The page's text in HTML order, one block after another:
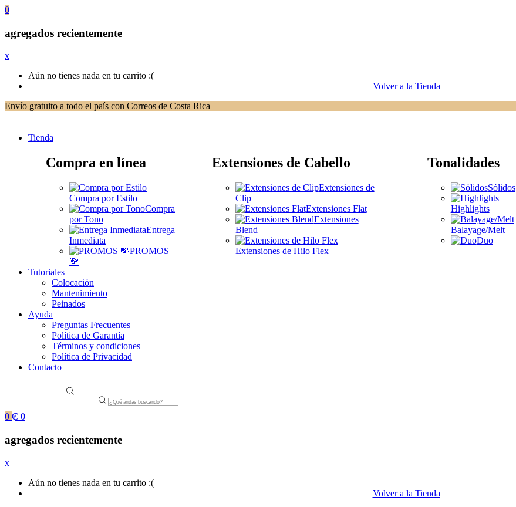
0
agregados recientemente
x
Aún no tienes nada en tu carrito :(
Volver a la Tienda
Envío gratuito a todo el país con Correos de Costa Rica
Tienda
Compra en línea
Compra por Estilo
Compra
por Tono
Entrega
Inmediata
PROMOS
💸
Extensiones de Cabello
Extensiones de
Clip
Extensiones Flat
Extensiones
Blend
Extensiones de Hilo Flex
Tonalidades
Sólidos
Highlights
Balayage/Melt
Duo
Tutoriales
Colocación
Mantenimiento
Peinados
Ayuda
Preguntas Frecuentes
Política de Garantía
Términos y condiciones
Política de Privacidad
Contacto
Products
search
0 ₡ 0
agregados recientemente
x
Aún no tienes nada en tu carrito :(
Volver a la Tienda